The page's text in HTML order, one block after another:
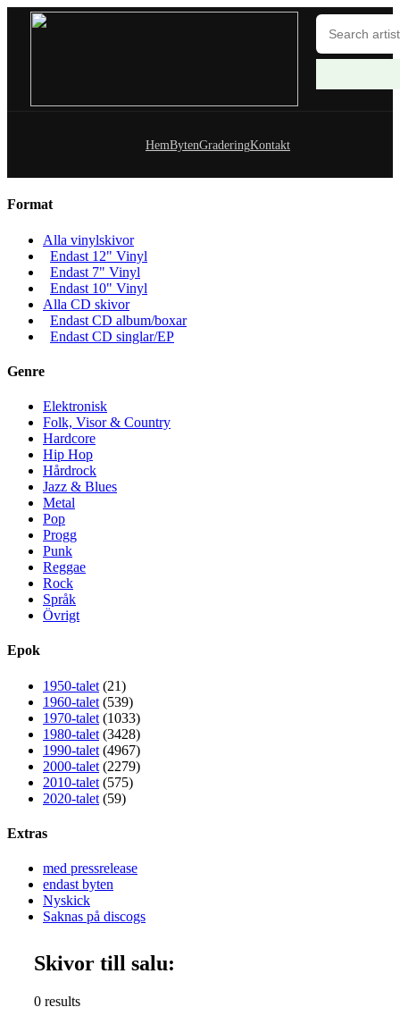
HemBytenGraderingKontakt
Format
Alla vinylskivor
Endast 12" Vinyl
Endast 7" Vinyl
Endast 10" Vinyl
Alla CD skivor
Endast CD album/boxar
Endast CD singlar/EP
Genre
Elektronisk
Folk, Visor & Country
Hardcore
Hip Hop
Hårdrock
Jazz & Blues
Metal
Pop
Progg
Punk
Reggae
Rock
Språk
Övrigt
Epok
1950-talet (21)
1960-talet (539)
1970-talet (1033)
1980-talet (3428)
1990-talet (4967)
2000-talet (2279)
2010-talet (575)
2020-talet (59)
Extras
med pressrelease
endast byten
Nyskick
Saknas på discogs
Skivor till salu:
0 results